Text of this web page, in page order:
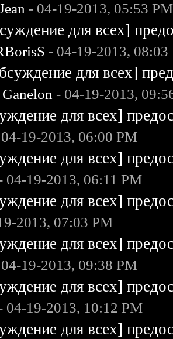
- 04-19-2013, 05:53 PM
для всех]
- 04-19-2013, 08:03
для всех]
Ganelon - 04-19-2013,
для всех]
19-2013, 06:00 PM
для всех]
04-19-2013, 06:11 PM
для всех]
2013, 07:03 PM
для всех]
19-2013, 09:38 PM
для всех]
04-19-2013, 10:12 PM
для всех]